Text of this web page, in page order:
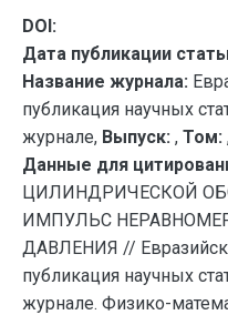
DOI:
Дата публикации
Название журнала:
публикация научных
журнале, Выпуск: , Том:
Данные для
ЦИЛИНДРИЧЕСКОЙ
ИМПУЛЬС
ДАВЛЕНИЯ //
публикация научных
журнале. Физико-